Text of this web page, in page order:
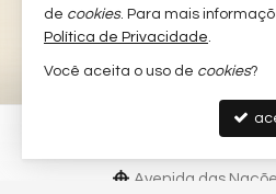
Consulte-nos
Avenida das
de cookies. Para mais
Política de Privacidade.
Você aceita o uso de cookies?